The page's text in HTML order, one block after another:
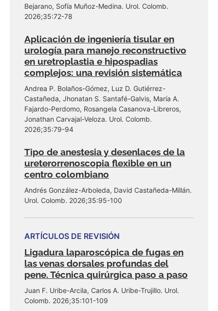
Bejarano, Sofía Muñoz-Medina. Urol. Colomb.
2026;35:72-78
Aplicación de ingeniería tisular en
urología para manejo reconstructivo
en uretroplastia e hipospadias
complejos: una revisión sistemática
Andrea P. Bolaños-Gómez, Luz D. Gutiérrez-
Castañeda, Jhonatan S. Santafé-Galvis, María A.
Fajardo-Perdomo, Rosangela Casanova-Libreros,
Jonathan Carvajal-Veloza. Urol. Colomb.
2026;35:79-94
Tipo de anestesia y desenlaces de la
ureterorrenoscopia flexible en un
centro colombiano
Andrés González-Arboleda, David Castañeda-Millán.
Urol. Colomb. 2026;35:95-100
ARTÍCULOS DE REVISIÓN
Ligadura laparoscópica de fugas en
las venas dorsales profundas del
pene. Técnica quirúrgica paso a paso
Juan F. Uribe-Arcila, Carlos A. Uribe-Trujillo. Urol.
Colomb. 2026;35:101-109